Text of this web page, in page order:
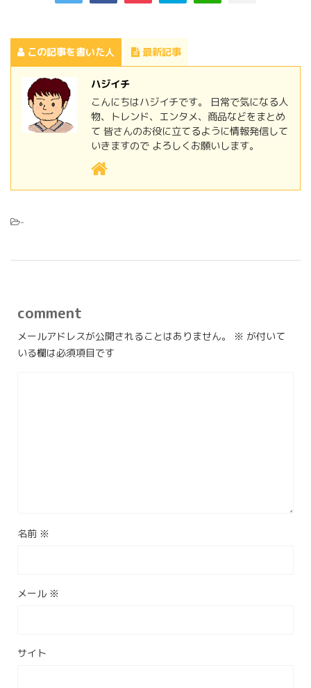
この記事を書いた人 最新記事
ハジイチ
こんにちはハジイチです。 日常で気になる人
物、トレンド、エンタメ、商品などをまとめ
て 皆さんのお役に立てるように情報発信して
いきますので よろしくお願いします。
-
comment
メールアドレスが公開されることはありません。 ※ が付いて
いる欄は必須項目です
名前 ※
メール ※
サイト